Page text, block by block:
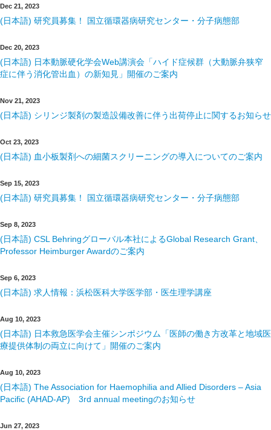
Dec 21, 2023
(日本語) 研究員募集！ 国立循環器病研究センター・分子病態部
Dec 20, 2023
(日本語) 日本動脈硬化学会Web講演会「ハイド症候群（大動脈弁狭窄
症に伴う消化管出血）の新知見」開催のご案内
Nov 21, 2023
(日本語) シリンジ製剤の製造設備改善に伴う出荷停止に関するお知らせ
Oct 23, 2023
(日本語) 血小板製剤への細菌スクリーニングの導入についてのご案内
Sep 15, 2023
(日本語) 研究員募集！ 国立循環器病研究センター・分子病態部
Sep 8, 2023
(日本語) CSL Behringグローバル本社によるGlobal Research Grant、
Professor Heimburger Awardのご案内
Sep 6, 2023
(日本語) 求人情報：浜松医科大学医学部・医生理学講座
Aug 10, 2023
(日本語) 日本救急医学会主催シンポジウム「医師の働き方改革と地域医
療提供体制の両立に向けて」開催のご案内
Aug 10, 2023
(日本語) The Association for Haemophilia and Allied Disorders – Asia
Pacific (AHAD-AP) 3rd annual meetingのお知らせ
Jun 27, 2023